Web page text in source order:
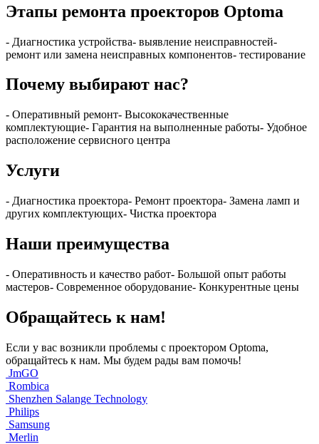
Этапы ремонта проекторов Optoma
- Диагностика устройства- выявление неисправностей-
ремонт или замена неисправных компонентов- тестирование
Почему выбирают нас?
- Оперативный ремонт- Высококачественные
комплектующие- Гарантия на выполненные работы- Удобное
расположение сервисного центра
Услуги
- Диагностика проектора- Ремонт проектора- Замена ламп и
других комплектующих- Чистка проектора
Наши преимущества
- Оперативность и качество работ- Большой опыт работы
мастеров- Современное оборудование- Конкурентные цены
Обращайтесь к нам!
Если у вас возникли проблемы с проектором Optoma,
обращайтесь к нам. Мы будем рады вам помочь!
JmGO
Rombica
Shenzhen Salange Technology
Philips
Samsung
Merlin